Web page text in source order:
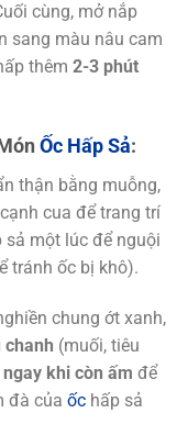
cùng, mở nắp
sang màu nâu cam
thêm 2-3 phút
Ốc Hấp Sả:
thận bằng muỗng,
cua để trang trí
một lúc để nguội
tránh ốc bị khô).
chung ớt xanh,
chanh (muối, tiêu
khi còn ấm để
đà của ốc hấp sả